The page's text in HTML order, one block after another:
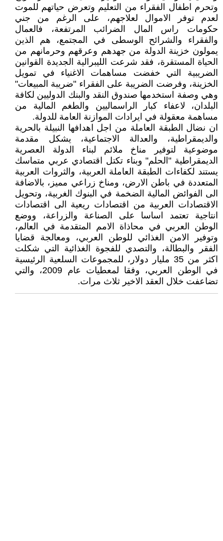
وتحرم اطفال الفقراء من التعليم وتعرض حياتهم للموت
لعدم توفر الاموال لعلاجهم، على الرغم من جني
حكومات راس المال الضرائب المرتفعة، فالعمال
والفقراء والشرائح الوسطى في المجتمع، هم الذين
يمولون خزينة الدولة من جهدهم وعرقهم وحرمانهم من
الحياة المستقرة، فقد شرعت الليبرالية الجديدة القوانين
الضريبية التي خفضت مساهمات الاغنياء في تمويل
الخزينة، وفرضت الضريبة على الفقراء "ضريبة المبيعات"
وهي وصفة استخدمها صندوق النقد والبنك الدوليين لكافة
البلدان، لاعفاء كبار الراسماليين والطغم المالية من
مساهمة معقولة في ايرادات الموازنة العامة للدولة.
ان نضال الطبقة العاملة من اجل اهدافها النبيلة بالحرية
والديمقراطية، والعدالة الاجتماعية، يشكل مقدمة
موضوعية لتوفير مناخ ملائم لبناء الدولة العصرية
الديمقراطية "الحلم" وبناء تكتل اقتصادي عربي متماسك
يستند لكفاءات الطبقة العاملة العربية، والثروات العربية
المتعددة في باطن الارض، ومناخ زراعي مميز، بالاضافة
الى الفوائض المالية الضخمة في البنوك الغربية، وتحويل
الاقتصادات العربية من اقتصادات ريعية الى اقتصادات
انتاجية تعتمد اساسا على الصناعة والزراعة، ووضع
الوطن العربي في محاذاة الامم المتقدمة في العالم،
وتوفير الامن الغذائي للوطن العربي، ومعالجة قضايا
الفقر والبطالة، والتصدي للفجوة الغذائية التي شكلت
اكثر من 35 مليار دولار، للمجموعات السلعية الرئيسية
في الوطن العربي، وفقا لمعطيات عام 2009، والتي
تضاعفت خلال العقد الاخير ثلاث مرات.